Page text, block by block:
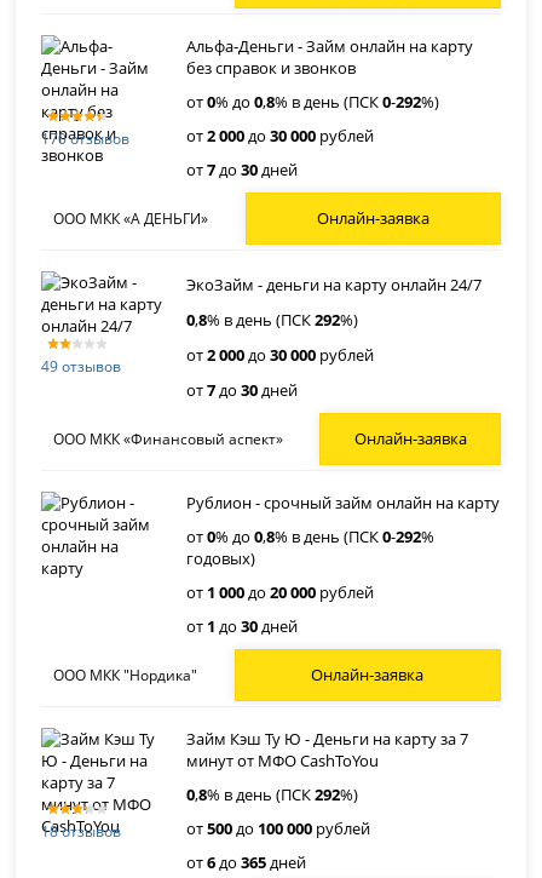
170 отзывов
Альфа-Деньги - Займ онлайн на карту
без справок и звонков
от0% до0,8% в день (ПСК0-292%)
от2 000до30 000 рублей
от7до30дней
ООО МКК «А ДЕНЬГИ» Онлайн-заявка
49 отзывов
ЭкоЗайм - деньги на карту онлайн 24/7
0,8% в день (ПСК292%)
от2 000до30 000 рублей
от7до30дней
ООО МКК «Финансовый аспект» Онлайн-заявка
Рублион - срочный займ онлайн на карту
от0% до0,8% в день (ПСК0-292%
годовых)
от 1 000до20 000 рублей
от 1 до30дней
ООО МКК "Нордика" Онлайн-заявка
18 отзывов
Займ Кэш Ту Ю - Деньги на карту за 7
минут от МФО CashToYou
0,8% в день (ПСК292%)
от500до 100 000 рублей
от6до365дней